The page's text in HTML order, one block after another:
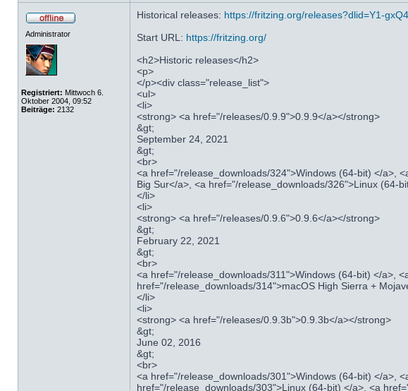
Administrator
Registriert: Mittwoch 6.
Oktober 2004, 09:52
Beiträge: 2132
Historical releases: https://fritzing.org/releases?dlid=Y1-
Start URL: https://fritzing.org/
<h2>Historic releases</h2>
<p>
</p><div class="release_list">
<ul>
<li>
<strong> <a href="/releases/0.9.9">0.9.9</a></strong>
&gt;
September 24, 2021
&gt;
<br>
<a href="/release_downloads/324">Windows (64-bit) </a>,
Big Sur</a>, <a href="/release_downloads/326">Linux (64-
</li>
<li>
<strong> <a href="/releases/0.9.6">0.9.6</a></strong>
&gt;
February 22, 2021
&gt;
<br>
<a href="/release_downloads/311">Windows (64-bit) </a>,
href="/release_downloads/314">macOS High Sierra +
</li>
<li>
<strong> <a href="/releases/0.9.3b">0.9.3b</a></strong>
&gt;
June 02, 2016
&gt;
<br>
<a href="/release_downloads/301">Windows (64-bit) </a>,
href="/release_downloads/303">Linux (64-bit) </a>, <a